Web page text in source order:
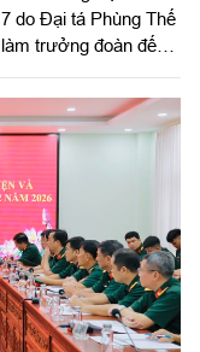
do Đại tá Phùng Thế
trưởng đoàn đến